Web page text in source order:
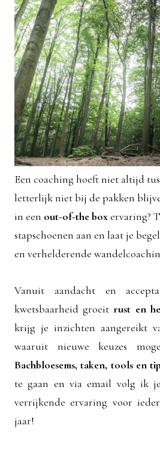
Een coaching hoeft niet altijd
letterlijk niet bij de pakken
in een out-of-the boxervaring?
stapschoenen aan en laat je
en verhelderende
Vanuit aandacht en
kwetsbaarheid groeitrust en
krijg je inzichten aangereikt
waaruit nieuwe keuzes
Bachbloesems, taken, tools en
te gaan en via email volg ik
verrijkende ervaring voor
jaar!